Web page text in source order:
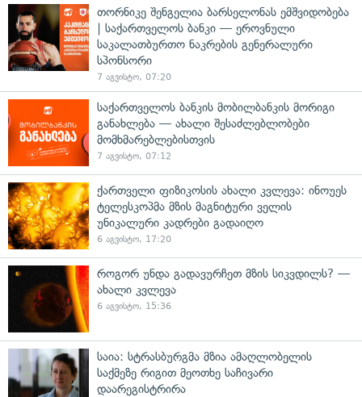
თორნიკე შენგელია ბარსელონას ემშვიდობება
| საქართველოს ბანკი — ეროვნული
საკალათბურთო ნაკრების გენერალური
სპონსორი
7 აგვისტო, 07:20
საქართველოს ბანკის მობილბანკის მორიგი
განახლება — ახალი შესაძლებლობები
მომხმარებლებისთვის
7 აგვისტო, 07:12
ქართველი ფიზიკოსის ახალი კვლევა: ინოუეს
ტელესკოპმა მზის მაგნიტური ველის
უნიკალური კადრები გადაიღო
6 აგვისტო, 17:20
როგორ უნდა გადავურჩეთ მზის სიკვდილს? —
ახალი კვლევა
6 აგვისტო, 15:36
საია: სტრასბურგმა მზია ამაღლობელის
საქმეზე რიგით მეოთხე საჩივარი
დაარეგისტრირა